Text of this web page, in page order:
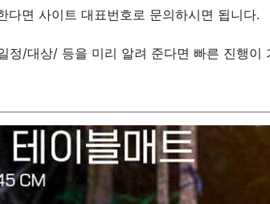
면 사이트 대표번호로 문의하시면 됩니다.
/대상/ 등을 미리 알려 준다면 빠른 진행이